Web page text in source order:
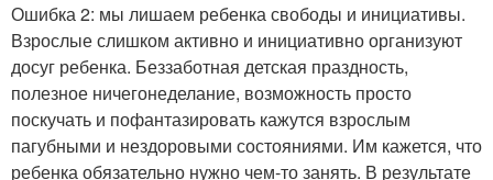
Ошибка 2: мы лишаем ребенка свободы и инициативы.
Взрослые слишком активно и инициативно организуют
досуг ребенка. Беззаботная детская праздность,
полезное ничегонеделание, возможность просто
поскучать и пофантазировать кажутся взрослым
пагубными и нездоровыми состояниями. Им кажется, что
ребенка обязательно нужно чем-то занять. В результате